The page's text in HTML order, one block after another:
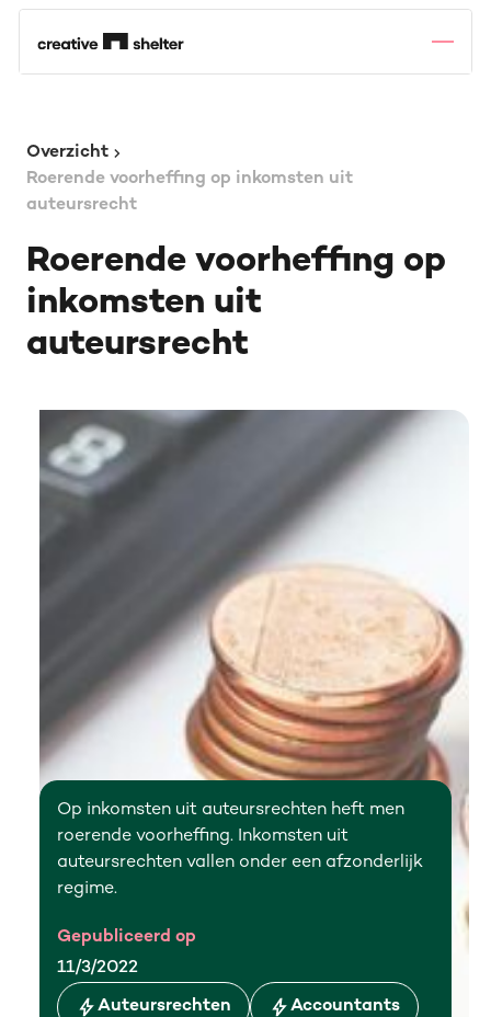
Overzicht
Roerende voorheffing op inkomsten uit
auteursrecht
Roerende voorheffing op
inkomsten uit
auteursrecht
Op inkomsten uit auteursrechten heft men
roerende voorheffing. Inkomsten uit
auteursrechten vallen onder een afzonderlijk
regime.
Gepubliceerd op
11/3/2022
Auteursrechten Accountants